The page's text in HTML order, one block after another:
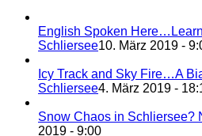
English Spoken
Schliersee10. März 2019 -
Icy Track and Sky Fire…A
Schliersee4. März 2019 -
Snow Chaos in Schliersee?
2019 - 9:00